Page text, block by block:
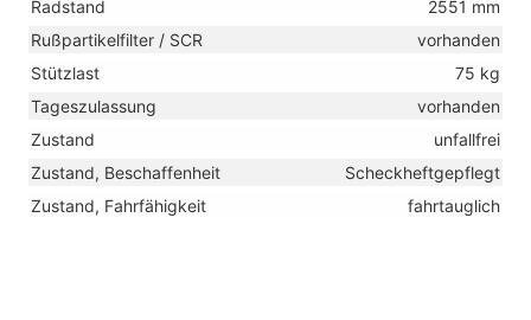
Radstand
2551 mm
Rußpartikelfilter / SCR
vorhanden
Stützlast
75 kg
Tageszulassung
vorhanden
Zustand
unfallfrei
Zustand, Beschaffenheit
Scheckheftgepflegt
Zustand, Fahrfähigkeit
fahrtauglich